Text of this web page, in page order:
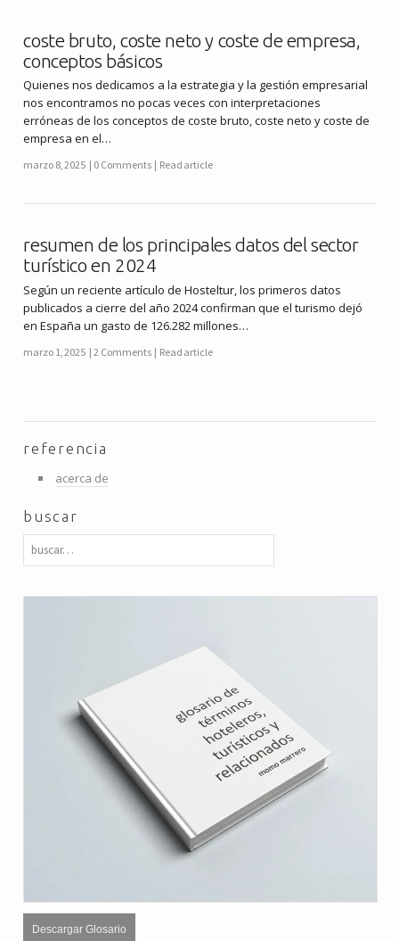
coste bruto, coste neto y coste de empresa,
conceptos básicos
Quienes nos dedicamos a la estrategia y la gestión empresarial
nos encontramos no pocas veces con interpretaciones
erróneas de los conceptos de coste bruto, coste neto y coste de
empresa en el…
marzo 8, 2025 0 Comments Read article
resumen de los principales datos del sector
turístico en 2024
Según un reciente artículo de Hosteltur, los primeros datos
publicados a cierre del año 2024 confirman que el turismo dejó
en España un gasto de 126.282 millones…
marzo 1, 2025 2 Comments Read article
referencia
acerca de
buscar
Descargar Glosario